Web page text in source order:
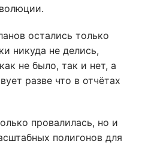
остались только
никуда не делись,
не было, так и нет, а
разве что в отчётах
провалилась, но и
полигонов для